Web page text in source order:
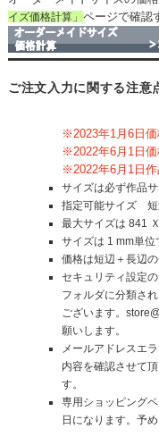
イズ価格計算」 ページで確認
ご注文入力に関する注意
※2023年1月6日価
※2022年6月1日価
※2022年6月1日
サイズは必ず作品
指定可能サイズ 短
最大サイズは 841
サイズは 1 mm単位
価格は短辺＋長辺の
セキュリティ設定
フォルダに分類さ
ございます。
願いします。
メールアドレスエ
内容を確認させて
す。
専用ショッピング
日になります。予